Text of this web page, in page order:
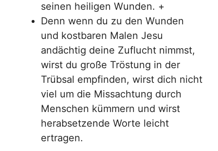
seinen heiligen Wunden. +
Denn wenn du zu den Wunden
und kostbaren Malen Jesu
andächtig deine Zuflucht nimmst,
wirst du große Tröstung in der
Trübsal empfinden, wirst dich nicht
viel um die Missachtung durch
Menschen kümmern und wirst
herabsetzende Worte leicht
ertragen.